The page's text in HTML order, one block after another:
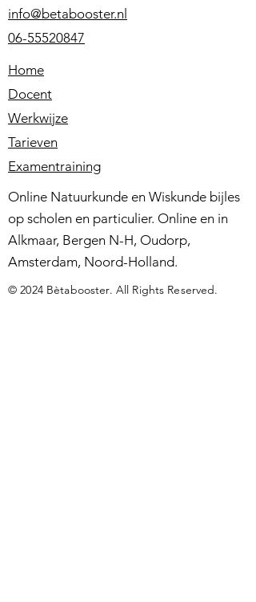
info@betabooster.nl
06-55520847
Home
Docent
Werkwijze
Tarieven
Examentraining
Online Natuurkunde en Wiskunde bijles
op scholen en particulier. Online en in
Alkmaar, Bergen N-H, Oudorp,
Amsterdam, Noord-Holland.
© 2024 Bètabooster. All Rights Reserved.